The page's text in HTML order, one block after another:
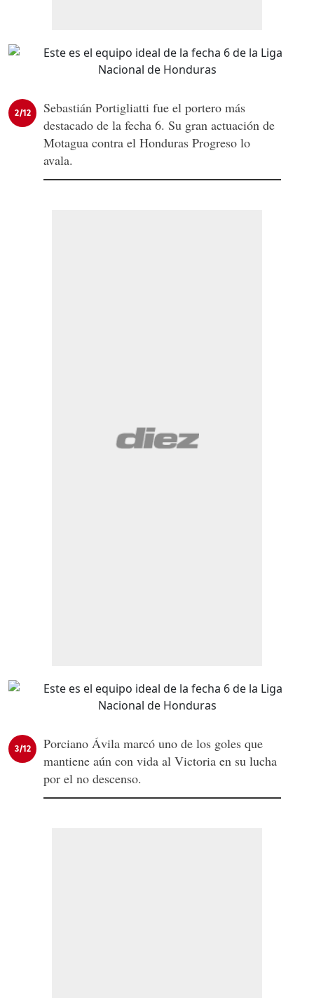
2/12
Sebastián Portigliatti fue el portero más
destacado de la fecha 6. Su gran actuación de
Motagua contra el Honduras Progreso lo
avala.
3/12
Porciano Ávila marcó uno de los goles que
mantiene aún con vida al Victoria en su lucha
por el no descenso.